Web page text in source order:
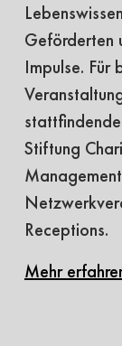
Geförderten
Impulse. Für
Stiftung
Receptions.
Mehr